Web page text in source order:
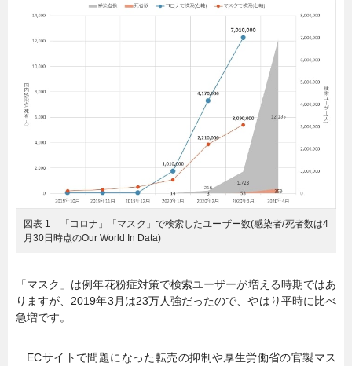
図表 1 「コロナ」「マスク」で検索したユーザー数(感染者/死者数は4
月30日時点のOur World In Data)
「マスク」は例年花粉症対策で検索ユーザーが増える時期ではあ
りますが、2019年3月は23万人強だったので、やはり平時に比べ
急増です。
ECサイトで問題になった転売の抑制や厚生労働省の官製マス